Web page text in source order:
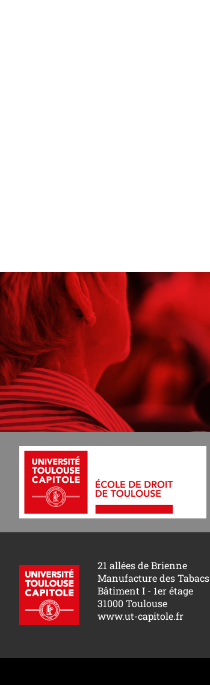
21 allées de Brienne
Manufacture des Tabacs
Bâtiment I - 1er étage
31000 Toulouse
www.ut-capitole.fr